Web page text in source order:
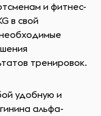
и фитнес-
в свой
тренировок.
удобную и
альфа-